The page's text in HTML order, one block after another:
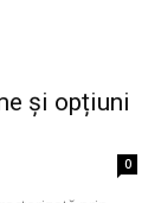
și opțiuni
0